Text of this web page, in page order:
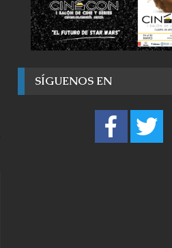
SÍGUENOS EN